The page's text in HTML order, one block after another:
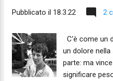
Pubblicato il 18.3.22 2
C’è come un
un dolore
parte: ma
significare